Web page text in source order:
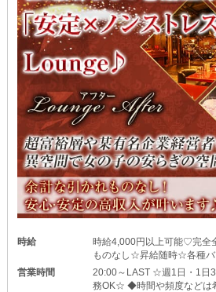
時給
時給4,000円以上可能♡完全
ものなし☆昇給随時☆各種バ
営業時間
20:00～LAST ☆週1日・1日
務OK☆ ◆時間や頻度などは